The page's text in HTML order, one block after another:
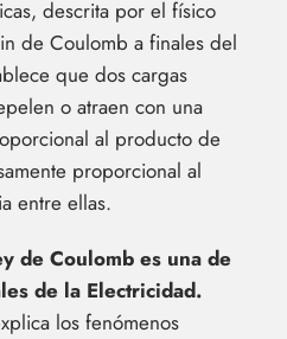
descrita por el físico
de Coulomb a finales del
que dos cargas
o atraen con una
al producto de
proporcional al
entre ellas.
de Coulomb es una de
de la Electricidad.
los fenómenos